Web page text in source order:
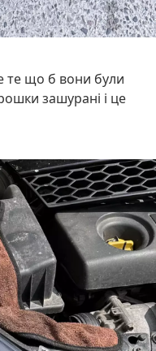
те що б вони були
зашурані і це